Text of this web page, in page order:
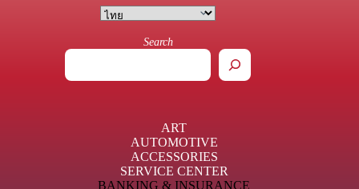
Search
ART
AUTOMOTIVE
ACCESSORIES
SERVICE CENTER
BANKING & INSURANCE